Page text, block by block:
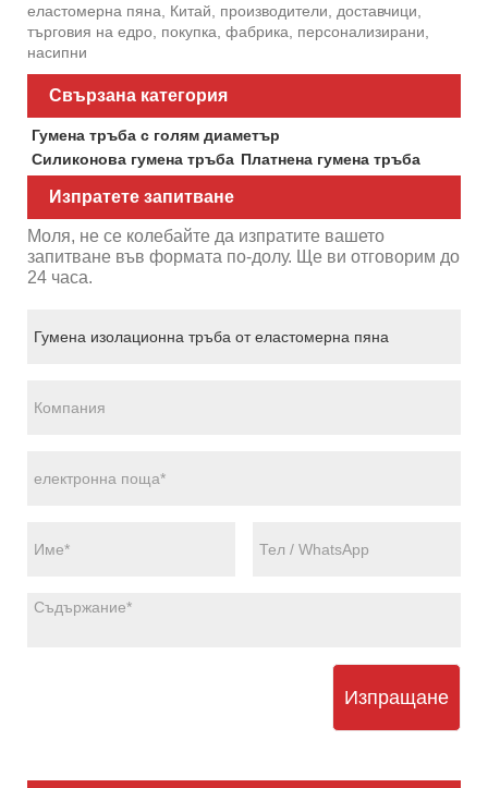
еластомерна пяна, Китай, производители, доставчици,
търговия на едро, покупка, фабрика, персонализирани,
насипни
Свързана категория
Гумена тръба с голям диаметър
Силиконова гумена тръба Платнена гумена тръба
Изпратете запитване
Моля, не се колебайте да изпратите вашето
запитване във формата по-долу. Ще ви отговорим до
24 часа.
Изпращане